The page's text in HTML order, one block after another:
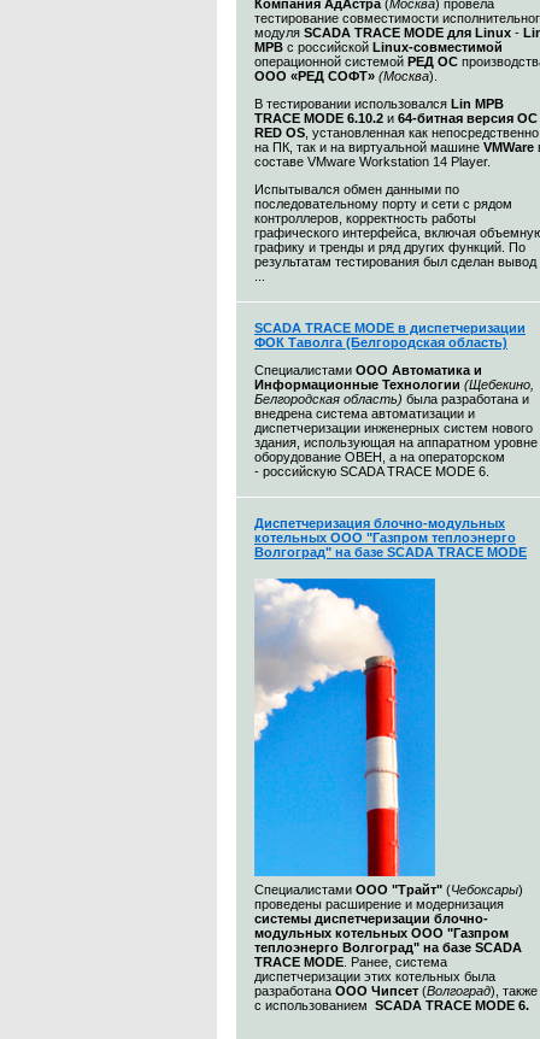
Компания АдАстра (Москва) провела
тестирование совместимости
модуля SCADA TRACE MODE для Linux -
МРВ с российской Linux-совместимой
операционной системой РЕД ОС
ООО «РЕД СОФТ» (Москва).
В тестировании использовался Lin МРВ
TRACE MODE 6.10.2 и 64-битная версия ОС
RED OS , установленная как непосредственно
на ПК, так и на виртуальной машине VMWare
составе VMware Workstation 14 Player.
Испытывался обмен данными по
последовательному порту и сети c рядом
контроллеров, корректность работы
графического интерфейса, включая
графику и тренды и ряд других функций. По
результатам тестирования был сделан вывод
SCADA TRACE MODE в диспетчеризации
ФОК Таволга (Белгородская область)
Специалистами ООО Автоматика и
Информационные Технологии (Щебекино,
Белгородская область) была разработана и
внедрена система автоматизации и
диспетчеризации инженерных систем нового
здания, использующая на аппаратном уровне
оборудование ОВЕН, а на операторском
- российскую SCADA TRACE MODE 6.
Диспетчеризация блочно-модульных
котельных ООО "Газпром теплоэнерго
Волгоград" на базе SCADA TRACE MODE
Специалистами ООО "Трайт" (Чебоксары)
проведены расширение и модернизация
системы диспетчеризации блочно-
модульных котельных ООО "Газпром
теплоэнерго Волгоград" на базе SCADA
TRACE MODE . Ранее, система
диспетчеризации этих котельных была
разработана ООО Чипсет (Волгоград), также
с использованием SCADA TRACE MODE 6.